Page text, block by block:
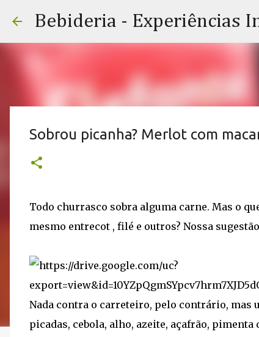
Bebideria - Experiências
Sobrou picanha? Merlot com
Todo churrasco sobra alguma carne. Mas o
mesmo entrecot , filé e outros? Nossa
Nada contra o carreteiro, pelo contrário, mas
picadas, cebola, alho, azeite, açafrão,